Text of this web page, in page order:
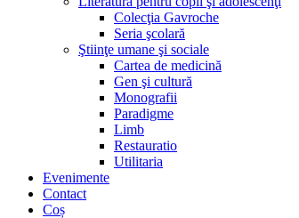
Colecţia Gavroche
Seria şcolară
Ştiinţe umane şi sociale
Cartea de medicină
Gen şi cultură
Monografii
Paradigme
Limb
Restauratio
Utilitaria
Evenimente
Contact
Coș